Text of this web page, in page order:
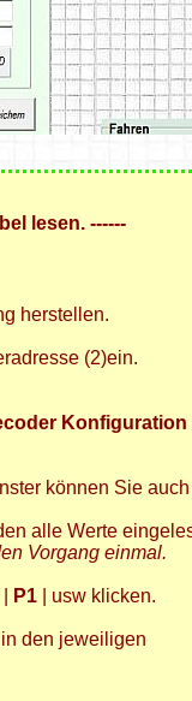
lesen. ------
herstellen.
(2)ein.
Konfiguration
können Sie
alle Werte
Vorgang einmal.
P1 | usw klicken.
den jeweiligen